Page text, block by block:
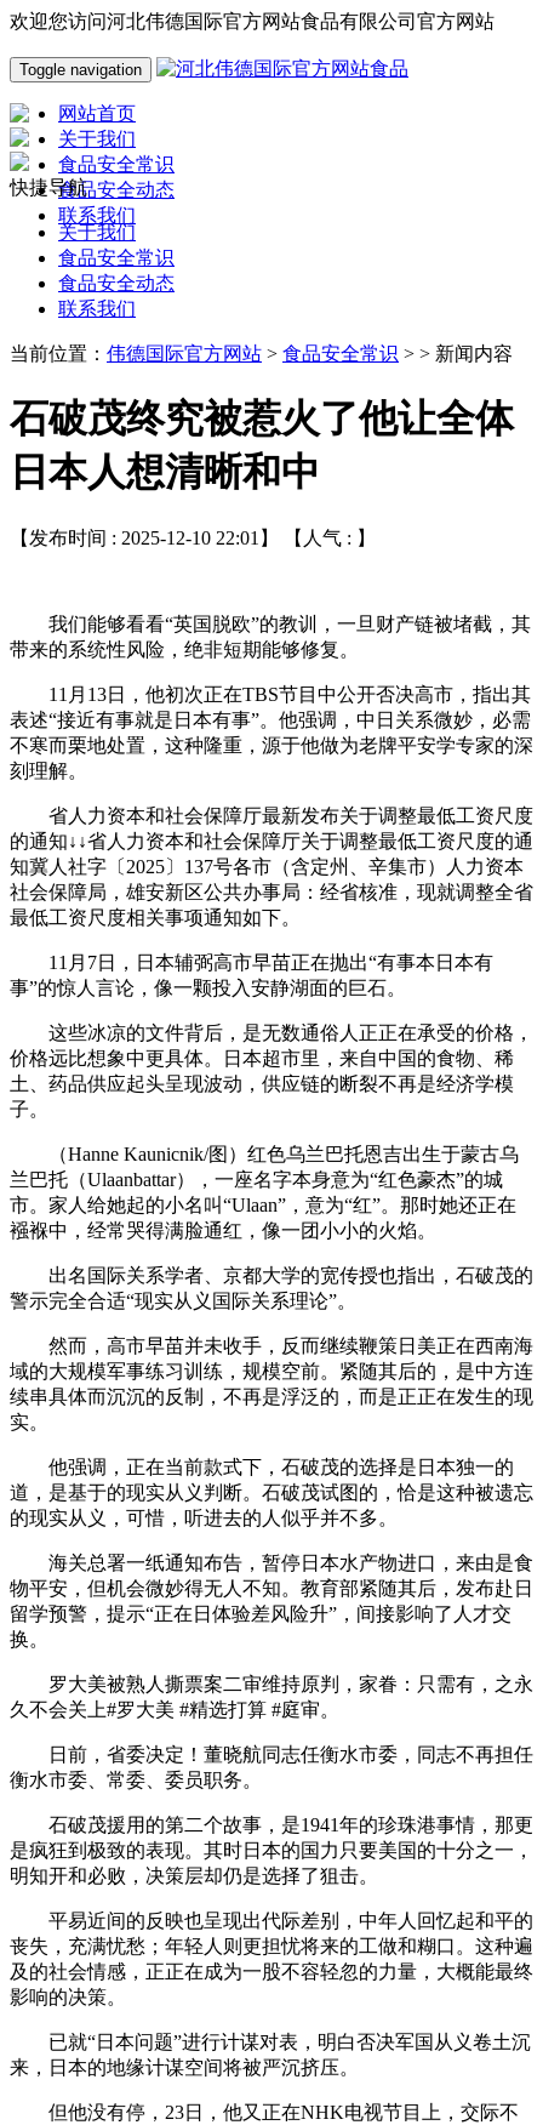
欢迎您访问河北伟德国际官方网站食品有限公司官方网站
Toggle navigation
网站首页
关于我们
食品安全常识
食品安全动态
联系我们
快捷导航
关于我们
食品安全常识
食品安全动态
联系我们
当前位置： 伟德国际官方网站 > 食品安全常识 > > 新闻内容
石破茂终究被惹火了他让全体
日本人想清晰和中
【发布时间 : 2025-12-10 22:01】 【人气 : 】
我们能够看看“英国脱欧”的教训，一旦财产链被堵截，其
带来的系统性风险，绝非短期能够修复。
11月13日，他初次正在TBS节目中公开否决高市，指出其
表述“接近有事就是日本有事”。他强调，中日关系微妙，必需
不寒而栗地处置，这种隆重，源于他做为老牌平安学专家的深
刻理解。
省人力资本和社会保障厅最新发布关于调整最低工资尺度
的通知↓↓省人力资本和社会保障厅关于调整最低工资尺度的通
知冀人社字〔2025〕137号各市（含定州、辛集市）人力资本
社会保障局，雄安新区公共办事局：经省核准，现就调整全省
最低工资尺度相关事项通知如下。
11月7日，日本辅弼高市早苗正在抛出“有事本日本有
事”的惊人言论，像一颗投入安静湖面的巨石。
这些冰凉的文件背后，是无数通俗人正正在承受的价格，
价格远比想象中更具体。日本超市里，来自中国的食物、稀
土、药品供应起头呈现波动，供应链的断裂不再是经济学模
子。
（Hanne Kaunicnik/图）红色乌兰巴托恩吉出生于蒙古乌
兰巴托（Ulaanbattar），一座名字本身意为“红色豪杰”的城
市。家人给她起的小名叫“Ulaan”，意为“红”。那时她还正在
襁褓中，经常哭得满脸通红，像一团小小的火焰。
出名国际关系学者、京都大学的宽传授也指出，石破茂的
警示完全合适“现实从义国际关系理论”。
然而，高市早苗并未收手，反而继续鞭策日美正在西南海
域的大规模军事练习训练，规模空前。紧随其后的，是中方连
续串具体而沉沉的反制，不再是浮泛的，而是正正在发生的现
实。
他强调，正在当前款式下，石破茂的选择是日本独一的
道，是基于的现实从义判断。石破茂试图的，恰是这种被遗忘
的现实从义，可惜，听进去的人似乎并不多。
海关总署一纸通知布告，暂停日本水产物进口，来由是食
物平安，但机会微妙得无人不知。教育部紧随其后，发布赴日
留学预警，提示“正在日体验差风险升”，间接影响了人才交
换。
罗大美被熟人撕票案二审维持原判，家眷：只需有，之永
久不会关上#罗大美 #精选打算 #庭审。
日前，省委决定！董晓航同志任衡水市委，同志不再担任
衡水市委、常委、委员职务。
石破茂援用的第二个故事，是1941年的珍珠港事情，那更
是疯狂到极致的表现。其时日本的国力只要美国的十分之一，
明知开和必败，决策层却仍是选择了狙击。
平易近间的反映也呈现出代际差别，中年人回忆起和平的
丧失，充满忧愁；年轻人则更担忧将来的工做和糊口。这种遍
及的社会情感，正正在成为一股不容轻忽的力量，大概能最终
影响的决策。
已就“日本问题”进行计谋对表，明白否决军国从义卷土沉
来，日本的地缘计谋空间将被严沉挤压。
但他没有停，23日，他又正在NHK电视节目上，交际不